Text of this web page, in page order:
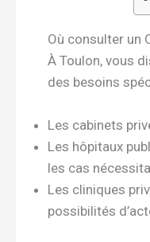
Où consulter un
À Toulon, vous
des besoins
Les cabinets
Les hôpitaux
les cas
Les cliniques
possibilités